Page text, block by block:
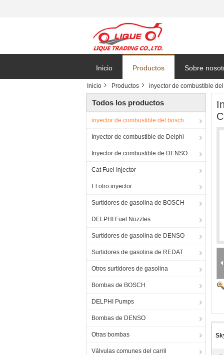
Inicio Productos Sobre
Inicio Productos inyector de combustible
Todos los productos
inyector de combustible del bosch
Inyector de combustible de Delphi
Inyector de combustible de DENSO
Cat Fuel Injector
El otro inyector
Surtidores de gasolina de BOSCH
DELPHI Fuel Nozzles
Surtidores de gasolina de DENSO
Surtidores de gasolina de REDAT
Otros surtidores de gasolina
Bombas de BOSCH
DELPHI Pumps
Bombas de DENSO
Otras bombas
Válvulas comunes del carril